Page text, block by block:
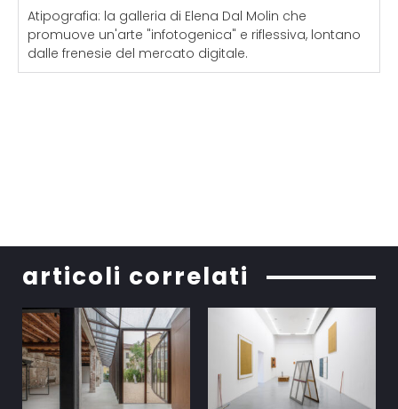
Atipografia: la galleria di Elena Dal Molin che
promuove un'arte "infotogenica" e riflessiva, lontano
dalle frenesie del mercato digitale.
articoli correlati